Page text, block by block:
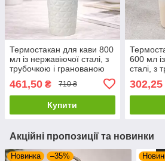
Термостакан для кави 800
мл із нержавіючої сталі, з
трубочкою і гранованою
(Термочашка для напоїв)
461,50 ₴ 710 ₴
Купити
600 мл
сталі, з
302,25
Акційні пропозиції та новинки
Новинка
–35%